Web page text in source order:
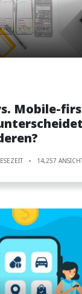
Mobile-
14,257